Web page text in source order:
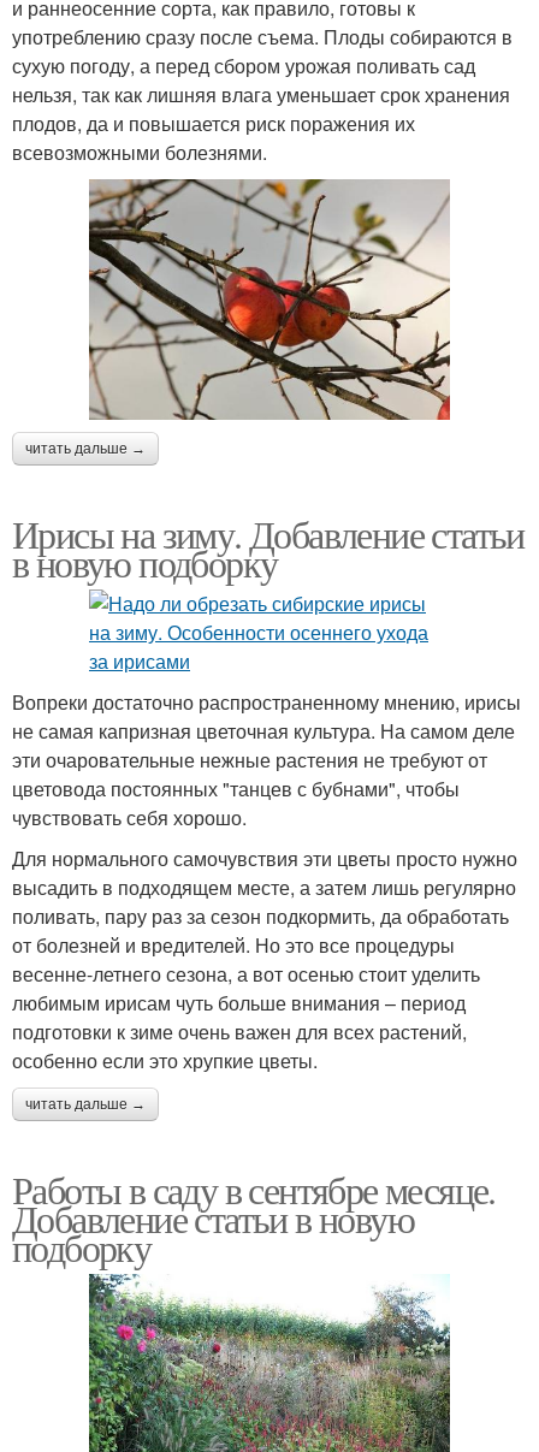
и раннеосенние сорта, как правило, готовы к
употреблению сразу после съема. Плоды собираются в
сухую погоду, а перед сбором урожая поливать сад
нельзя, так как лишняя влага уменьшает срок хранения
плодов, да и повышается риск поражения их
всевозможными болезнями.
читать дальше →
Ирисы на зиму. Добавление статьи
в новую подборку
Вопреки достаточно распространенному мнению, ирисы
не самая капризная цветочная культура. На самом деле
эти очаровательные нежные растения не требуют от
цветовода постоянных "танцев с бубнами", чтобы
чувствовать себя хорошо.
Для нормального самочувствия эти цветы просто нужно
высадить в подходящем месте, а затем лишь регулярно
поливать, пару раз за сезон подкормить, да обработать
от болезней и вредителей. Но это все процедуры
весенне-летнего сезона, а вот осенью стоит уделить
любимым ирисам чуть больше внимания – период
подготовки к зиме очень важен для всех растений,
особенно если это хрупкие цветы.
читать дальше →
Работы в саду в сентябре месяце.
Добавление статьи в новую
подборку